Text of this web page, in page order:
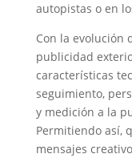
autopistas o en
Con la evolución
publicidad
características
seguimiento,
y medición a la
Permitiendo así,
mensajes